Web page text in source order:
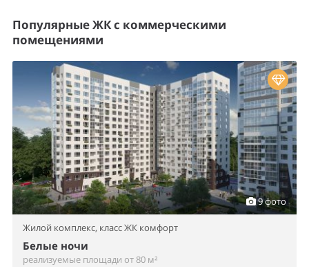
Популярные ЖК с коммерческими
помещениями
9 фото
Жилой комплекс, класс ЖК комфорт
Белые ночи
реализуемые площади от 80 м²